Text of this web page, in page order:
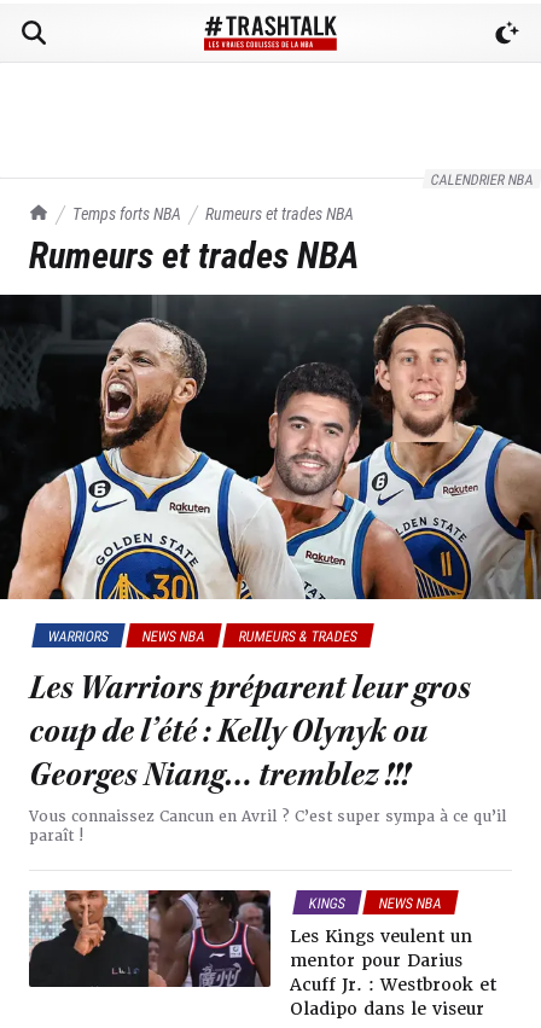
CALENDRIER NBA
TrashTalk Actu NBA
Temps forts NBA Rumeurs et trades NBA
Rumeurs et trades NBA
WARRIORS NEWS NBA RUMEURS & TRADES
Les Warriors préparent leur gros
coup de l’été : Kelly Olynyk ou
Georges Niang… tremblez !!!
Vous connaissez Cancun en Avril ? C’est super sympa à ce qu’il
paraît !
KINGS
NEWS NBA
RUMEURS & TRADES
Les Kings veulent un
mentor pour Darius
Acuff Jr. : Westbrook et
Oladipo dans le viseur